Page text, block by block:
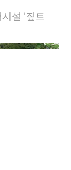
설 '짚트